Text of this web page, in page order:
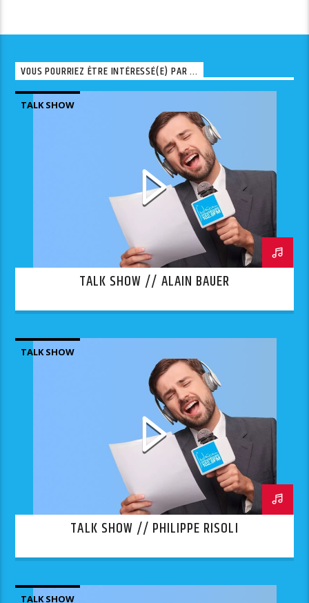
VOUS POURRIEZ ÊTRE INTÉRESSÉ(E) PAR ...
TALK SHOW
TALK SHOW // ALAIN BAUER
TALK SHOW
TALK SHOW // PHILIPPE RISOLI
TALK SHOW